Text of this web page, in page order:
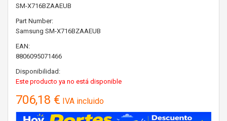
SM-X716BZAAEUB
Part Number:
Samsung SM-X716BZAAEUB
EAN:
8806095071466
Disponibilidad:
Este producto ya no está disponible
706,18 € IVA incluido